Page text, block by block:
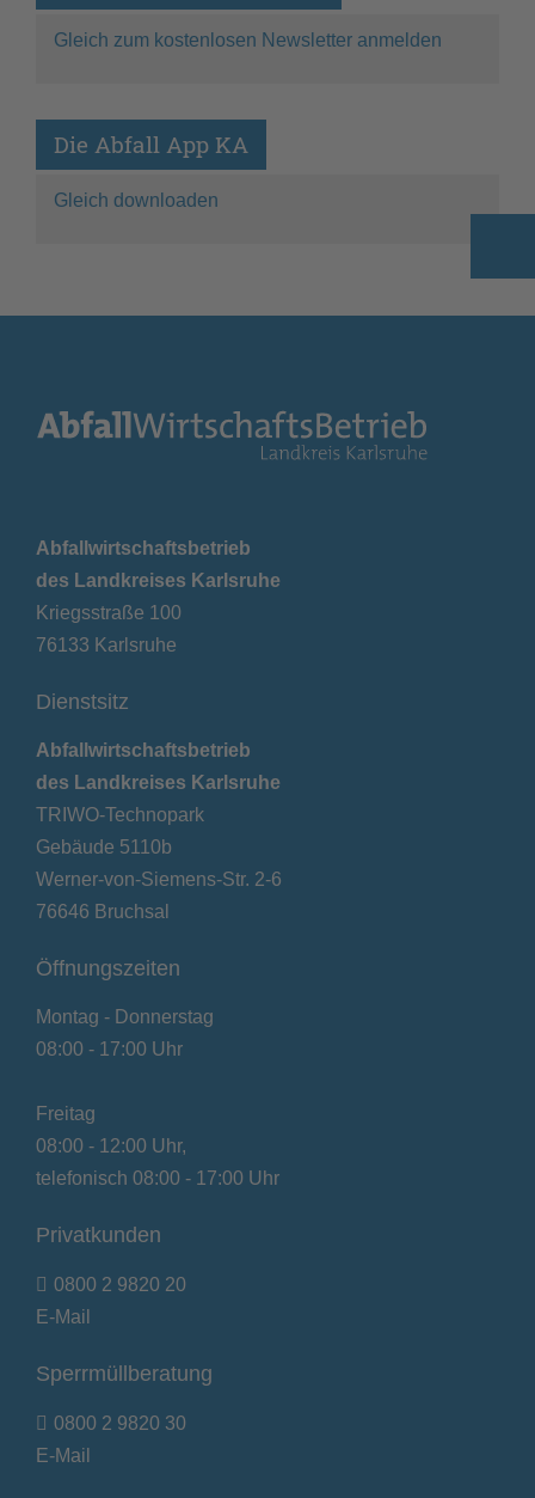
Gleich zum kostenlosen Newsletter anmelden
Die Abfall App KA
Gleich downloaden
Abfallwirtschaftsbetrieb
des Landkreises Karlsruhe
Kriegsstraße 100
76133 Karlsruhe
Dienstsitz
Abfallwirtschaftsbetrieb
des Landkreises Karlsruhe
TRIWO-Technopark
Gebäude 5110b
Werner-von-Siemens-Str. 2-6
76646 Bruchsal
Öffnungszeiten
Montag - Donnerstag
08:00 - 17:00 Uhr
Freitag
08:00 - 12:00 Uhr,
telefonisch 08:00 - 17:00 Uhr
Privatkunden
0800 2 9820 20
E-Mail
Sperrmüllberatung
0800 2 9820 30
E-Mail